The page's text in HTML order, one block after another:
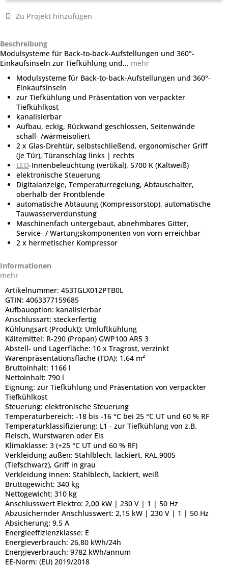
Zu Projekt hinzufügen
Beschreibung
Modulsysteme für Back-to-back-Aufstellungen und 360°-
Einkaufsinseln zur Tiefkühlung und... mehr
Modulsysteme für Back-to-back-Aufstellungen und 360°-
Einkaufsinseln
zur Tiefkühlung und Präsentation von verpackter
Tiefkühlkost
kanalisierbar
Aufbau, eckig, Rückwand geschlossen, Seitenwände
schall- /wärmeisoliert
2 x Glas-Drehtür, selbstschließend, ergonomischer Griff
(je Tür), Türanschlag links | rechts
LED-Innenbeleuchtung (vertikal), 5700 K (Kaltweiß)
elektronische Steuerung
Digitalanzeige, Temperaturregelung, Abtauschalter,
oberhalb der Frontblende
automatische Abtauung (Kompressorstop), automatische
Tauwasserverdunstung
Maschinenfach untergebaut, abnehmbares Gitter,
Service- / Wartungskomponenten von vorn erreichbar
2 x hermetischer Kompressor
Informationen
mehr
Artikelnummer: 453TGLX012PTB0L
GTIN: 4063377159685
Aufbauoption: kanalisierbar
Anschlussart: steckerfertig
Kühlungsart (Produkt): Umluftkühlung
Kältemittel: R-290 (Propan) GWP100 AR5 3
Abstell- und Lagerfläche: 10 x Tragrost, verzinkt
Warenpräsentationsfläche (TDA): 1,64 m²
Bruttoinhalt: 1166 l
Nettoinhalt: 790 l
Eignung: zur Tiefkühlung und Präsentation von verpackter
Tiefkühlkost
Steuerung: elektronische Steuerung
Temperaturbereich: -18 bis -16 °C bei 25 °C UT und 60 % RF
Temperaturklassifizierung: L1 - zur Tiefkühlung von z.B.
Fleisch, Wurstwaren oder Eis
Klimaklasse: 3 (+25 °C UT und 60 % RF)
Verkleidung außen: Stahlblech, lackiert, RAL 9005
(Tiefschwarz), Griff in grau
Verkleidung innen: Stahlblech, lackiert, weiß
Bruttogewicht: 340 kg
Nettogewicht: 310 kg
Anschlusswert Elektro: 2,00 kW | 230 V | 1 | 50 Hz
Abzusichernder Anschlusswert: 2,15 kW | 230 V | 1 | 50 Hz
Absicherung: 9,5 A
Energieeffizienzklasse: E
Energieverbrauch: 26,80 kWh/24h
Energieverbrauch: 9782 kWh/annum
EE-Norm: (EU) 2019/2018